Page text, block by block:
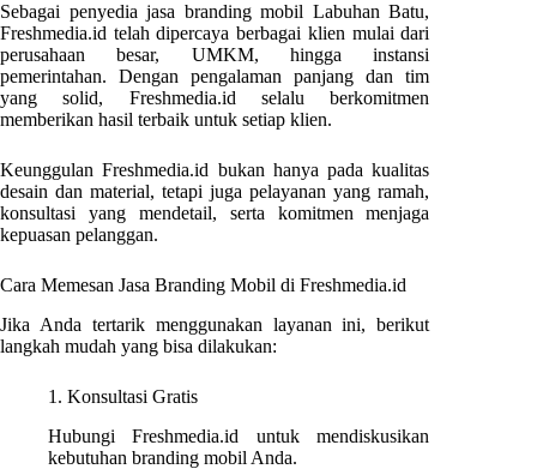
Sebagai penyedia jasa branding mobil Labuhan Batu,
Freshmedia.id telah dipercaya berbagai klien mulai dari
perusahaan besar, UMKM, hingga instansi
pemerintahan. Dengan pengalaman panjang dan tim
yang solid, Freshmedia.id selalu berkomitmen
memberikan hasil terbaik untuk setiap klien.
Keunggulan Freshmedia.id bukan hanya pada kualitas
desain dan material, tetapi juga pelayanan yang ramah,
konsultasi yang mendetail, serta komitmen menjaga
kepuasan pelanggan.
Cara Memesan Jasa Branding Mobil di Freshmedia.id
Jika Anda tertarik menggunakan layanan ini, berikut
langkah mudah yang bisa dilakukan:
1. Konsultasi Gratis
Hubungi Freshmedia.id untuk mendiskusikan
kebutuhan branding mobil Anda.